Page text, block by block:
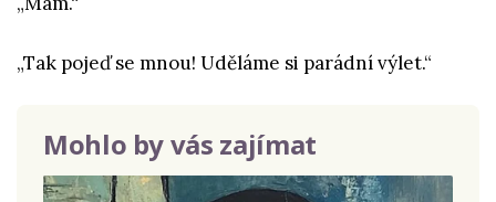
„Tak pojeď se mnou! Uděláme si parádní výlet.“
Mohlo by vás zajímat